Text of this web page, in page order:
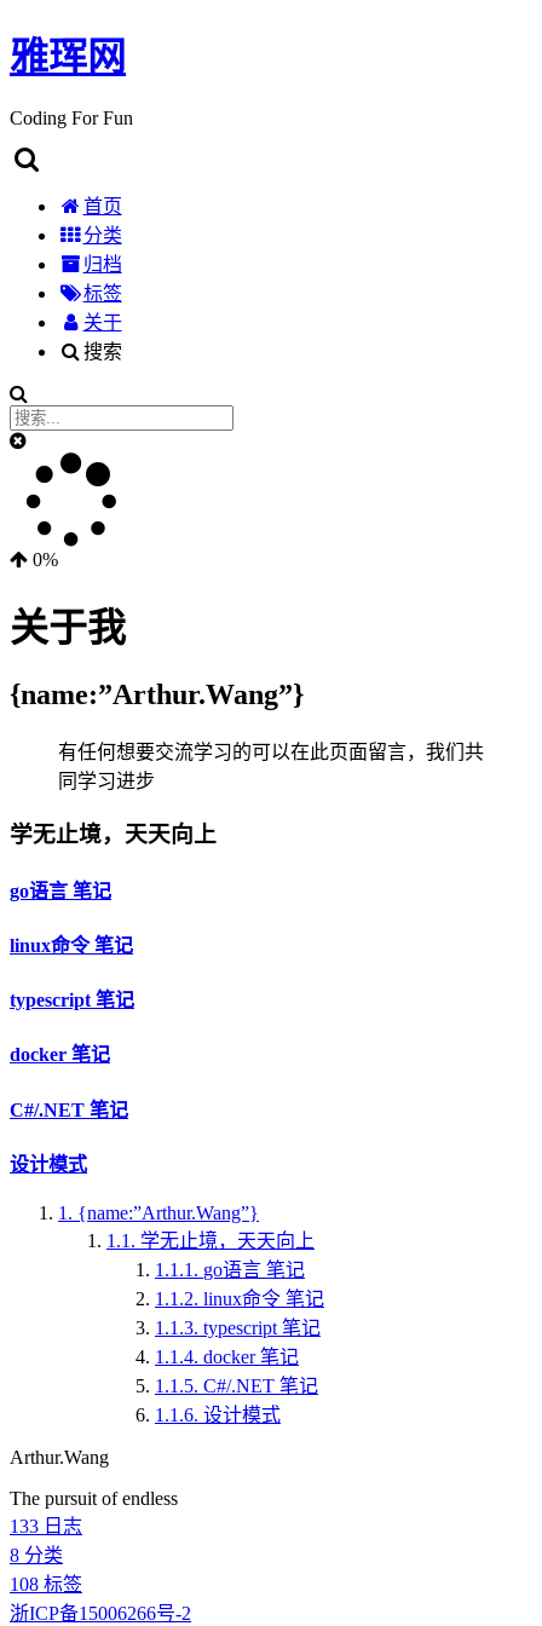
雅珲网
Coding For Fun
首页
分类
归档
标签
关于
搜索
0%
关于我
{name:”Arthur.Wang”}
有任何想要交流学习的可以在此页面留言，我们共
同学习进步
学无止境，天天向上
go语言 笔记
linux命令 笔记
typescript 笔记
docker 笔记
C#/.NET 笔记
设计模式
1. {name:”Arthur.Wang”}
1.1. 学无止境，天天向上
1.1.1. go语言 笔记
1.1.2. linux命令 笔记
1.1.3. typescript 笔记
1.1.4. docker 笔记
1.1.5. C#/.NET 笔记
1.1.6. 设计模式
Arthur.Wang
The pursuit of endless
133 日志
8 分类
108 标签
浙ICP备15006266号-2